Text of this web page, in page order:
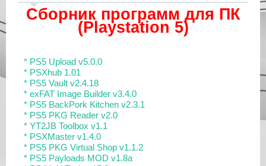
Сборник программ для ПК
(Playstation 5)
* PS5 Upload v5.0.0
* PSXhub 1.01
* PS5 Vault v2.4.18
* exFAT Image Builder v3.4.0
* PS5 BackPork Kitchen v2.3.1
* PS5 PKG Reader v2.0
* YT2JB Toolbox v1.1
* PSXMaster v1.4.0
* PS5 PKG Virtual Shop v1.1.2
* PS5 Payloads MOD v1.8a